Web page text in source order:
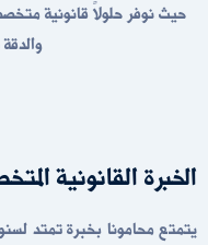
حيث نوفر حلولاً قانونية
الخبرة القانونية
يتمتع محامونا بخبرة تمتد